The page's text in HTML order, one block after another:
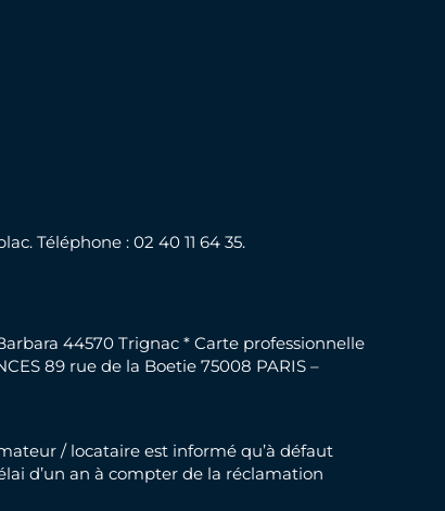
Téléphone : 02 40 11 64 35.
44570 Trignac * Carte professionnelle
89 rue de la Boetie 75008 PARIS –
/ locataire est informé qu’à défaut
d’un an à compter de la réclamation